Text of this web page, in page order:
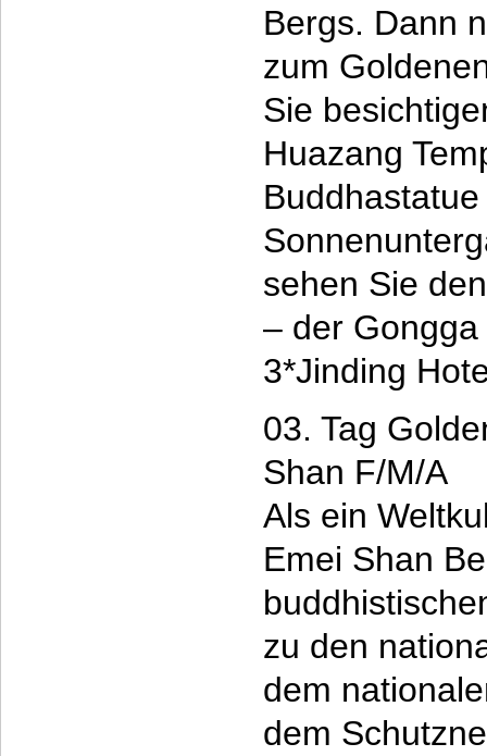
Bergs. Dann
zum
Sie
Huazang
sehen Sie
– der
3*Jinding
03. Tag
Shan F/M/A
Als ein
Emei Shan
zu den
dem
dem